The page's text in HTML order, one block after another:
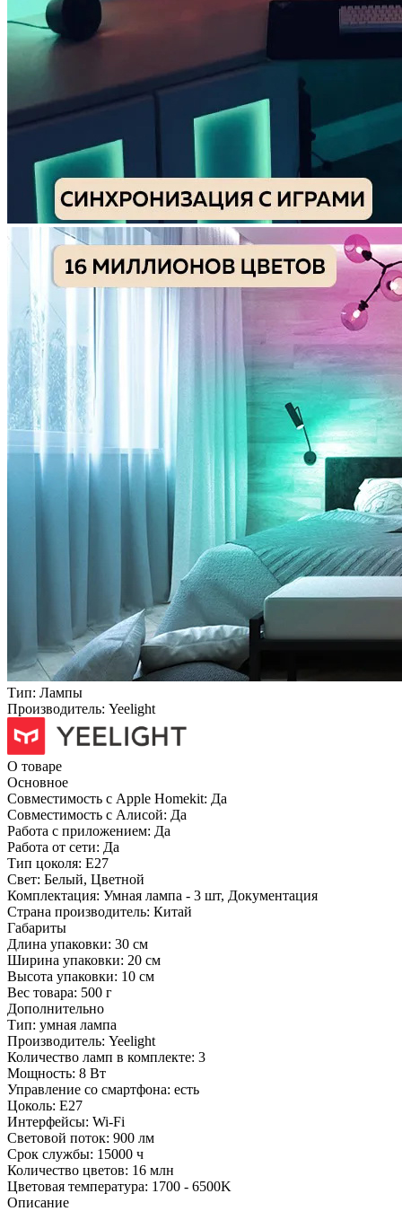
Тип: Лампы
Производитель: Yeelight
О товаре
Основное
Совместимость с Apple Homekit: Да
Совместимость с Алисой: Да
Работа с приложением: Да
Работа от сети: Да
Тип цоколя: E27
Свет: Белый, Цветной
Комплектация: Умная лампа - 3 шт, Документация
Страна производитель: Китай
Габариты
Длина упаковки: 30 см
Ширина упаковки: 20 см
Высота упаковки: 10 см
Вес товара: 500 г
Дополнительно
Тип: умная лампа
Производитель: Yeelight
Количество ламп в комплекте: 3
Мощность: 8 Вт
Управление со смартфона: есть
Цоколь: E27
Интерфейсы: Wi-Fi
Световой поток: 900 лм
Срок службы: 15000 ч
Количество цветов: 16 млн
Цветовая температура: 1700 - 6500K
Описание